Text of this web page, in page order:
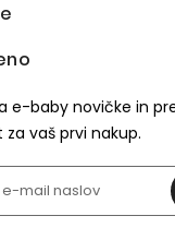
e-baby novičke in
za vaš prvi nakup.